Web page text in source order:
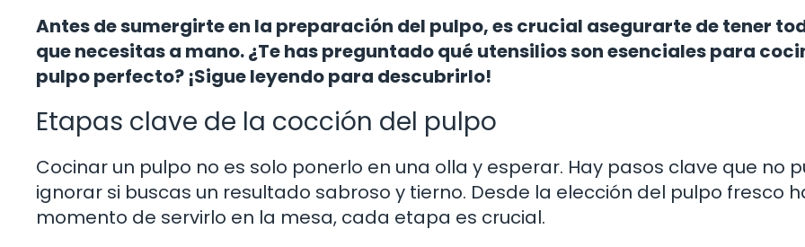
Antes de sumergirte en la preparación del pulpo, es crucial asegurarte de tener
que necesitas a mano. ¿Te has preguntado qué utensilios son esenciales para
pulpo perfecto? ¡Sigue leyendo para descubrirlo!
Etapas clave de la cocción del pulpo
Cocinar un pulpo no es solo ponerlo en una olla y esperar. Hay pasos clave que no
ignorar si buscas un resultado sabroso y tierno. Desde la elección del pulpo fresco
momento de servirlo en la mesa, cada etapa es crucial.